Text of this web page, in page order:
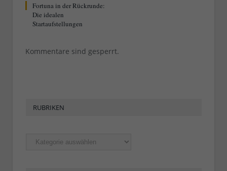
Fortuna in der Rückrunde:
Die idealen
Startaufstellungen
Kommentare sind gesperrt.
RUBRIKEN
Rubriken